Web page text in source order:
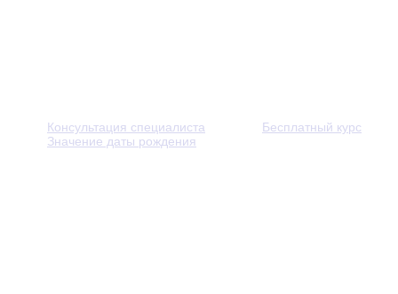
Консультация специалиста
Бесплатный курс
Значение даты рождения